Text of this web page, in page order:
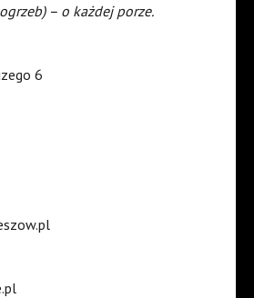
– o każdej porze.
6